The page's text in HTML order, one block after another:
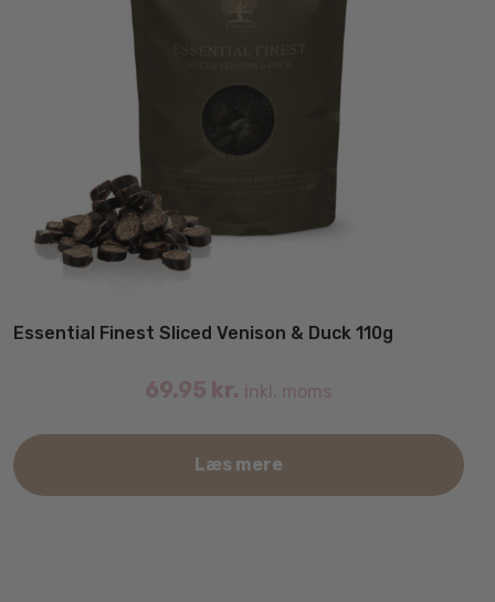
Essential Finest Sliced Venison & Duck 110g
69.95 kr. inkl. moms
Læs mere